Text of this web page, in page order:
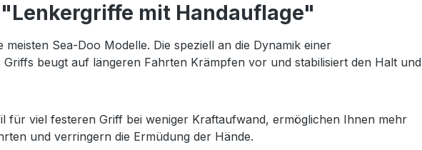
mit Handauflage"
meisten Sea-Doo Modelle. Die speziell an die Dynamik einer
Griffs beugt auf längeren Fahrten Krämpfen vor und stabilisiert den Halt und
für viel festeren Griff bei weniger Kraftaufwand, ermöglichen Ihnen mehr
und verringern die Ermüdung der Hände.